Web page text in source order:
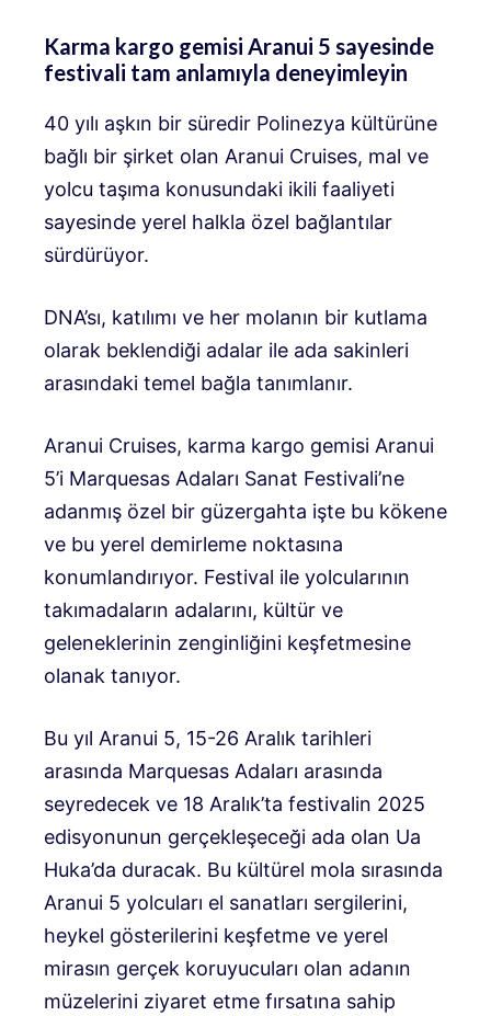
Karma kargo gemisi Aranui 5 sayesinde
festivali tam anlamıyla deneyimleyin
40 yılı aşkın bir süredir Polinezya kültürüne
bağlı bir şirket olan Aranui Cruises, mal ve
yolcu taşıma konusundaki ikili faaliyeti
sayesinde yerel halkla özel bağlantılar
sürdürüyor.
DNA’sı, katılımı ve her molanın bir kutlama
olarak beklendiği adalar ile ada sakinleri
arasındaki temel bağla tanımlanır.
Aranui Cruises, karma kargo gemisi Aranui
5’i Marquesas Adaları Sanat Festivali’ne
adanmış özel bir güzergahta işte bu kökene
ve bu yerel demirleme noktasına
konumlandırıyor. Festival ile yolcularının
takımadaların adalarını, kültür ve
geleneklerinin zenginliğini keşfetmesine
olanak tanıyor.
Bu yıl Aranui 5, 15-26 Aralık tarihleri ​​
arasında Marquesas Adaları arasında
seyredecek ve 18 Aralık’ta festivalin 2025
edisyonunun gerçekleşeceği ada olan Ua
Huka’da duracak. Bu kültürel mola sırasında
Aranui 5 yolcuları el sanatları sergilerini,
heykel gösterilerini keşfetme ve yerel
mirasın gerçek koruyucuları olan adanın
müzelerini ziyaret etme fırsatına sahip